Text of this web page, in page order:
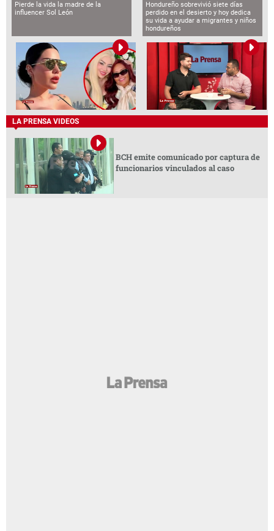
Pierde la vida la madre de la
influencer Sol León
Hondureño sobrevivió siete días
perdido en el desierto y hoy dedica
su vida a ayudar a migrantes y niños
hondureños
LA PRENSA VIDEOS
BCH emite comunicado por captura de
funcionarios vinculados al caso